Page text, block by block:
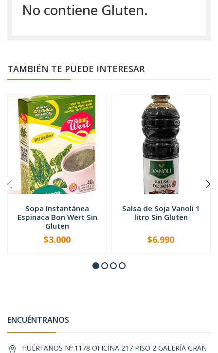
No contiene Gluten.
TAMBIÉN TE PUEDE INTERESAR
Sopa Instantánea
Espinaca Bon Wert Sin
Gluten
+
$3.000
Salsa de Soja Vanoli 1
litro Sin Gluten
+
$6.990
ENCUÉNTRANOS
HUÉRFANOS Nº 1178 OFICINA 217 PISO 2 GALERÍA GRAN